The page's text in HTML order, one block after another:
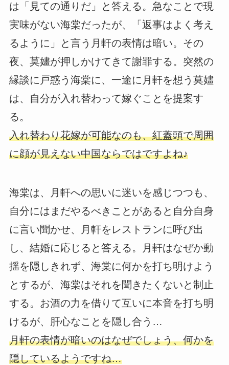
は「見ての通りだ」と答える。急なことで現
実味がない海棠だったが、「返事はよく考え
るように」と言う月軒の表情は暗い。その
夜、莫嫿が押しかけてきて謝罪する。突然の
縁談に戸惑う海棠に、一途に月軒を想う莫嫿
は、自分が入れ替わって嫁ぐことを提案す
る。
入れ替わり花嫁が可能なのも、紅蓋頭で周囲
に顔が見えない中国ならではですよね♪
海棠は、月軒への思いに迷いを感じつつも、
自分にはまだやるべきことがあると自分自身
に言い聞かせ、月軒をレストランに呼び出
し、結婚に応じると答える。月軒はなぜか動
揺を隠しきれず、海棠に何かを打ち明けよう
とするが、海棠はそれを聞きたくないと制止
する。お酒の力を借りて互いに本音を打ち明
けるが、肝心なことを隠し合う…
月軒の表情が暗いのはなぜでしょう、何かを
隠しているようですね…